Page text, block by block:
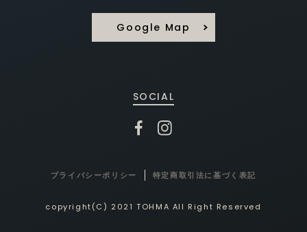
Google Map
SOCIAL
プライバシーポリシー 特定商取引法に基づく表記
copyright(C) 2021 TOHMA All Right Reserved